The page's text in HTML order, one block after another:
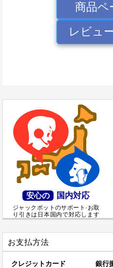
商品ペ
レビュ
安心の 国内対応
ジャックポットのサポート·お取
り引きは日本国内で対応します
お支払方法
クレジットカード 銀行